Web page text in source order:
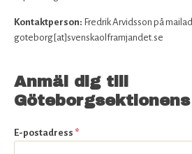
Kontakta oss
Kontaktperson: Fredrik Arvidsson på
goteborg[at]svenskaolframjandet.se
Anmäl dig till
E-postadress *